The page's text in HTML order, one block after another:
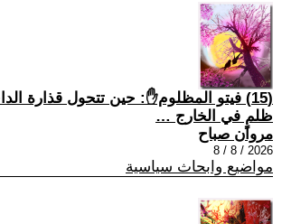
(15) فيتو المظلوم✋: حين تتحول قذارة
ظلمٍ في الخارج …
مروان صباح
2026 / 8 / 8
مواضيع وابحاث سياسية